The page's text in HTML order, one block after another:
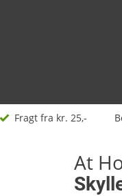
Fragt fra kr. 25,-
At